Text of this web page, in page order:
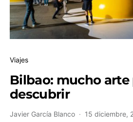
Viajes
Bilbao: mucho arte
descubrir
Javier García Blanco 15 diciembre,